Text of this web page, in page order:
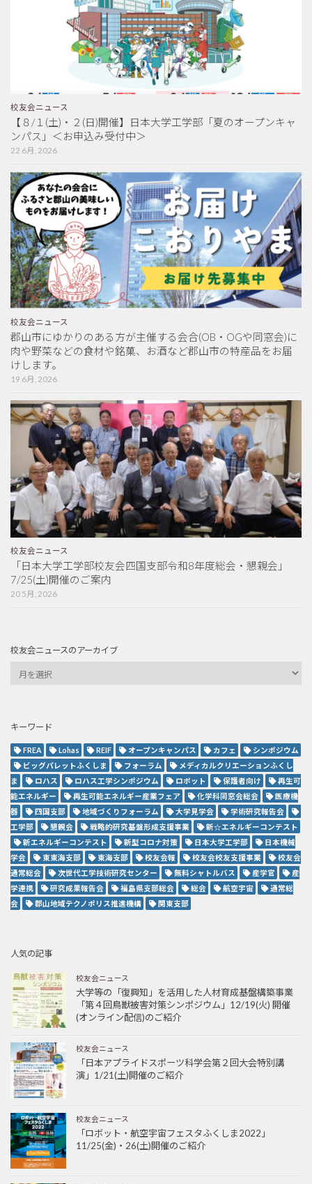
校友会ニュース
【８/１(土)・２(日)開催】日本大学工学部「夏のオープンキャ
ンパス」＜お申込み受付中＞
22 6月, 2026
校友会ニュース
郡山市にゆかりのある方が主催する会合(OB・OGや同窓会)に
肉や野菜などの食材や銘菓、お酒など郡山市の特産品をお届
けします。
19 6月, 2026
校友会ニュース
「日本大学工学部校友会四国支部令和8年度総会・懇親会」
7/25(土)開催のご案内
20 5月, 2026
校友会ニュースのアーカイブ
キーワード
FREA Lohas REIF オープンキャンパス カフェ
シンポジウム
ビッグパレットふくしま
フォーラム
メディカルクリエーションふくし
ま
ロハス ロハス工学シンポジウム ロボット 保護者向け
再生可
能エネルギー
再生可能エネルギー産業フェア 化学科同窓会総会
医療機
器
四国支部 地域づくりフォーラム 大学見学会
学術研究報告会
工学部
懇親会 戦略的研究基盤形成支援事業
新☆エネルギーコンテスト
新エネルギーコンテスト
新型コロナ対策 日本大学工学部
日本機械
学会
東東海支部 東海支部 校友会報 校友会校友支援事業
校友会
通常総会
次世代工学技術研究センター 無料シャトルバス 産学官
産
学連携
研究成果報告会 福島県支部総会 総会 航空宇宙
通常総
会
郡山地域テクノポリス推進機構 関東支部
人気の記事
校友会ニュース
大学等の「復興知」を活用した人材育成基盤構築事業
「第４回鳥獣被害対策シンポジウム」12/19(火) 開催
(オンライン配信)のご紹介
校友会ニュース
「日本アプライドスポーツ科学会第２回大会特別講
演」1/21(土)開催のご紹介
校友会ニュース
「ロボット・航空宇宙フェスタふくしま2022」
11/25(金)・26(土)開催のご紹介